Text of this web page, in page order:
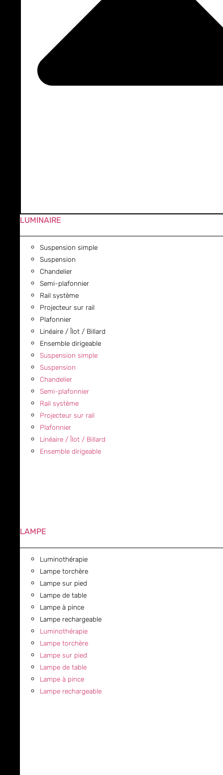
LUMINAIRE
Suspension simple
Suspension
Chandelier
Semi-plafonnier
Rail système
Projecteur sur rail
Plafonnier
Linéaire / Îlot / Billard
Ensemble dirigeable
Suspension simple
Suspension
Chandelier
Semi-plafonnier
Rail système
Projecteur sur rail
Plafonnier
Linéaire / Îlot / Billard
Ensemble dirigeable
LAMPE
Luminothérapie
Lampe torchère
Lampe sur pied
Lampe de table
Lampe à pince
Lampe rechargeable
Luminothérapie
Lampe torchère
Lampe sur pied
Lampe de table
Lampe à pince
Lampe rechargeable